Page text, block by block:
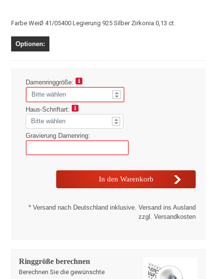
Farbe WeiØ 41/05400 Legierung 925 Silber Zirkonia 0,13 ct.
Optionen:
Damenringgröße:
Haus-Schriftart:
Gravierung Damenring:
* Versand nach Deutschland inklusive. Versand ins Ausland
zzgl. Versandkosten
Ringgröße berechnen
Berechnen Sie die gewünschte